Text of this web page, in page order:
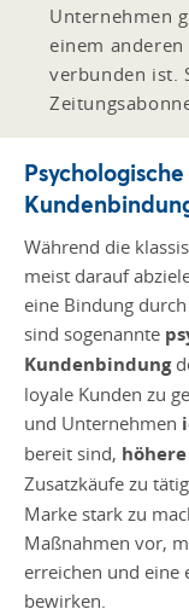
Unternehmen
einem
verbunden ist.
Während die
meist darauf
eine Bindung
sind sogenannte
Kundenbindung
loyale Kunden zu
und Unternehmen
bereit sind,
Zusatzkäufe zu
Marke stark zu
Maßnahmen vor,
erreichen und eine
bewirken.